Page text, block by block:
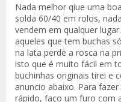
Nada melhor qiue uma
solda 60/40 em rolos,
vendem em qualquer
aqueles que tem buchas
na lata perde a rosca na
isto que é muito fácil em
buchinhas originais tirei e
anuncio abaixo. Para
rápido, faço um furo com